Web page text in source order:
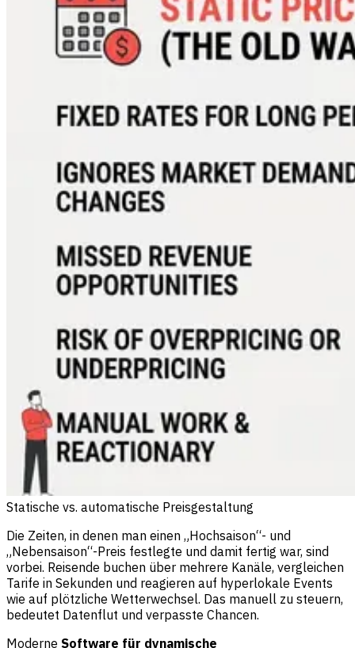
Statische vs. automatische Preisgestaltung
Die Zeiten, in denen man einen „Hochsaison“- und
„Nebensaison“-Preis festlegte und damit fertig war, sind
vorbei. Reisende buchen über mehrere Kanäle, vergleichen
Tarife in Sekunden und reagieren auf hyperlokale Events
wie auf plötzliche Wetterwechsel. Das manuell zu steuern,
bedeutet Datenflut und verpasste Chancen.
Moderne Software für dynamische